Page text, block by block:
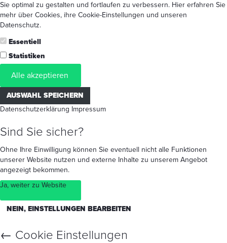
Sie optimal zu gestalten und fortlaufen zu verbessern. Hier erfahren Sie
mehr über Cookies, ihre Cookie-Einstellungen und unseren
Datenschutz.
Essentiell
Statistiken
Alle akzeptieren
AUSWAHL SPEICHERN
Datenschutzerklärung Impressum
Sind Sie sicher?
Ohne Ihre Einwilligung können Sie eventuell nicht alle Funktionen
unserer Website nutzen und externe Inhalte zu unserem Angebot
angezeigt bekommen.
Ja, weiter zu Website
NEIN, EINSTELLUNGEN BEARBEITEN
← Cookie Einstellungen